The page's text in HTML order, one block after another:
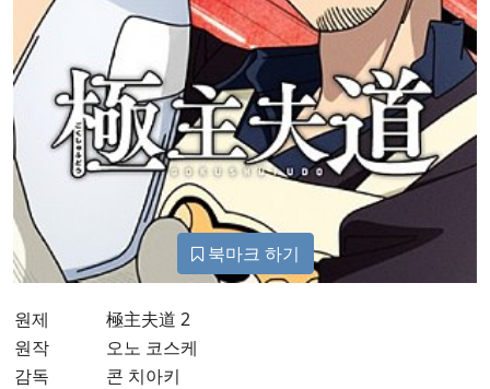
북마크 하기
원제
極主夫道 2
원작
오노 코스케
감독
콘 치아키